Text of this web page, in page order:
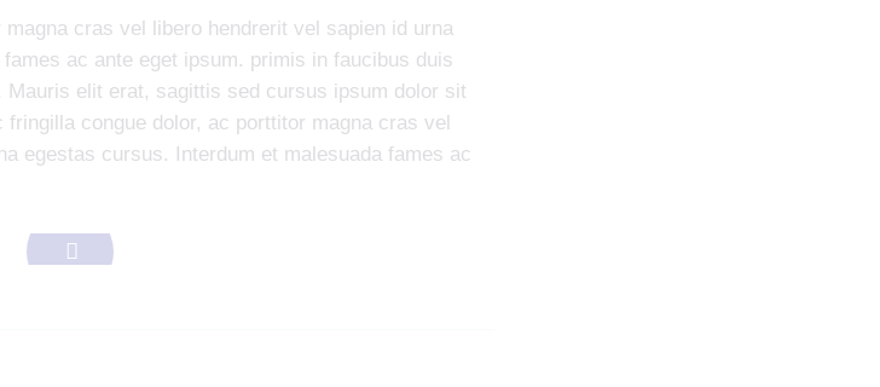
cras vel libero hendrerit vel sapien id urna
ac ante eget ipsum. primis in faucibus duis
elit erat, sagittis sed cursus ipsum dolor sit
congue dolor, ac porttitor magna cras vel
egestas cursus. Interdum et malesuada fames ac